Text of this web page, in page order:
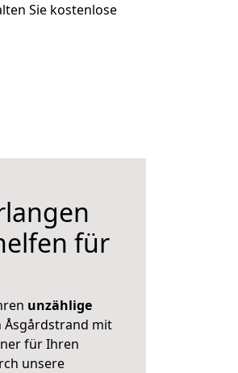
Sie kostenlose
für
unzählige
Åsgårdstrand mit
für Ihren
unsere